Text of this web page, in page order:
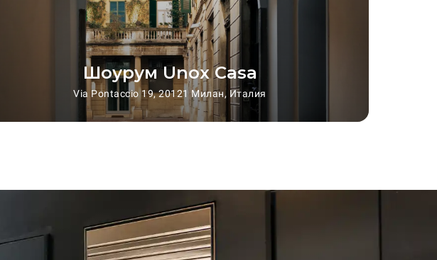
Шоурум Unox Casa
Via Pontaccio 19, 20121 Милан, Италия